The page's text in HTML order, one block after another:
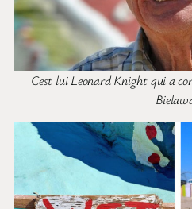
Cest lui Leonard Knight qui a